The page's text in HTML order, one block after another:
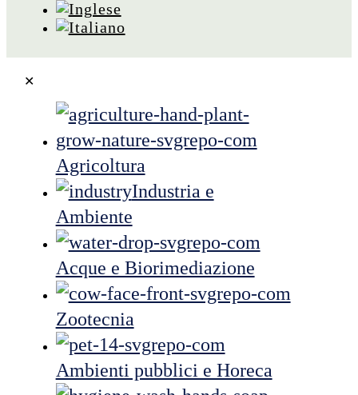
✕
Agricoltura
Industria e
Ambiente
Acque e Biorimediazione
Zootecnia
Ambienti pubblici e Horeca